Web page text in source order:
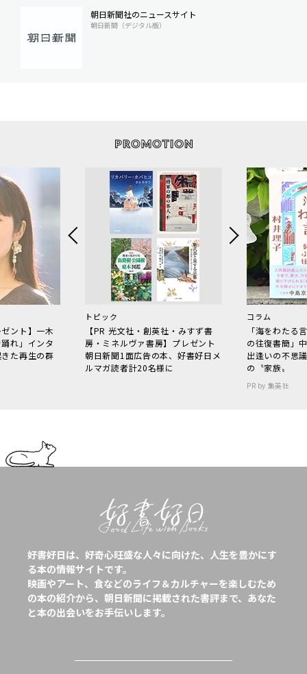
朝日新聞社のニュースサイト
朝日新聞（デジタル版）
ント】一木
れ」インタ
た再生の群
トピック
【PR 光文社・創英社・みすず書
房・ミネルヴァ書房】プレゼント
朝日新聞1面広告の本、好書好日メ
ルマガ読者計20名様に
コラム
「海をわた
の往復書簡」
出逢いの不思
の〝家族〟
PR by 集英社
好書好日は、好奇心旺盛な人々に向けた、人生を豊かにす
る本の情報サイトです。
映画やアート、食などのライフ＆カルチャーを楽しむため
の本の紹介から、朝日新聞に掲載された書評まで、あなた
と本の出会いをお手伝いします。